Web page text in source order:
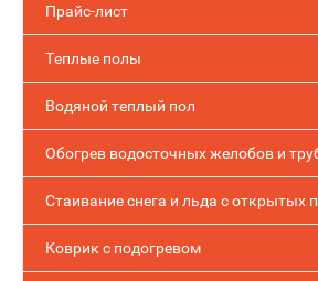
Прайс-лист
Теплые полы
Водяной теплый пол
Обогрев водосточных желобов и
Стаивание снега и льда с открытых
Коврик с подогревом